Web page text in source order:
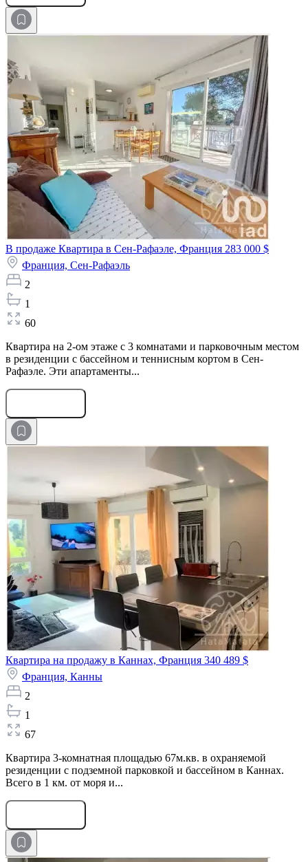
В продаже Квартира в Сен-Рафаэле, Франция 283 000 $
Франция, Сен-Рафаэль
2
1
60
Квартира на 2-ом этаже с 3 комнатами и парковочным местом
в резиденции с бассейном и теннисным кортом в Сен-
Рафаэле. Эти апартаменты...
Квартира на продажу в Каннах, Франция 340 489 $
Франция, Канны
2
1
67
Квартира 3-комнатная площадью 67м.кв. в охраняемой
резиденции с подземной парковкой и бассейном в Каннах.
Всего в 1 км. от моря и...